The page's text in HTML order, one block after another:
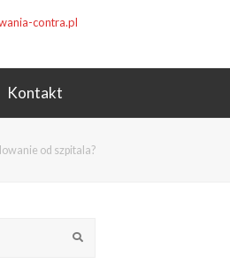
contra.pl
Kontakt
od szpitala?